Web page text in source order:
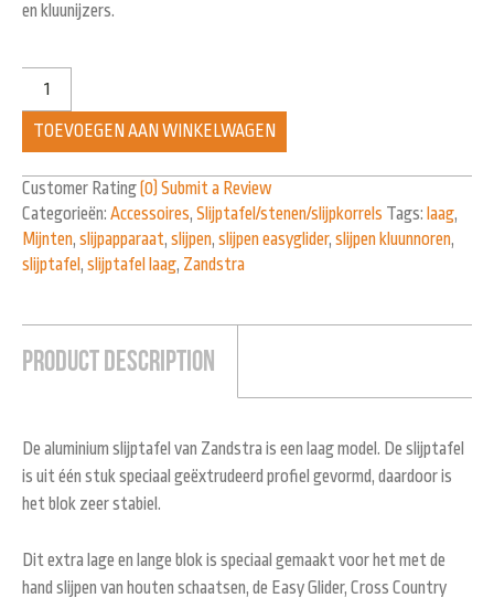
en kluunijzers.
TOEVOEGEN AAN WINKELWAGEN
Customer Rating(0) Submit a Review
Categorieën: Accessoires, Slijptafel/stenen/slijpkorrels Tags: laag,
Mijnten, slijpapparaat, slijpen, slijpen easyglider, slijpen kluunnoren,
slijptafel, slijptafel laag, Zandstra
Product Description
De aluminium slijptafel van Zandstra is een laag model. De slijptafel
is uit één stuk speciaal geëxtrudeerd profiel gevormd, daardoor is
het blok zeer stabiel.
Dit extra lage en lange blok is speciaal gemaakt voor het met de
hand slijpen van houten schaatsen, de Easy Glider, Cross Country